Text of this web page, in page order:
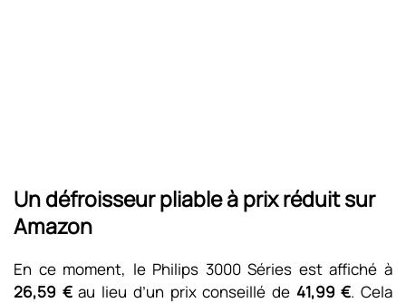
Un défroisseur pliable à prix réduit sur
Amazon
En ce moment, le Philips 3000 Séries est affiché à
26,59 €au lieu d’un prix conseillé de 41,99 €. Cela